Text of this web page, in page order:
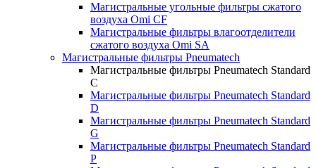
Магистральные угольные фильтры сжатого
воздуха Omi CF
Магистральные фильтры влагоотделители
сжатого воздуха Omi SA
Магистральные фильтры Pneumatech
Магистральные фильтры Pneumatech Standard
C
Магистральные фильтры Pneumatech Standard
D
Магистральные фильтры Pneumatech Standard
G
Магистральные фильтры Pneumatech Standard
P